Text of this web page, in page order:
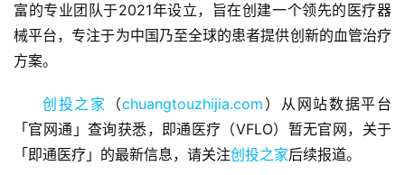
商
业
观
初
创
富的专业团队于2021年设立，旨在创建一个领先的医疗器
械平台，专注于为中国乃至全球的患者提供创新的血管治疗
方案。
创投之家 （chuangtouzhijia.com ）从网站数据平台
「官网通」查询获悉，即通医疗（VFLO）暂无官网，关于
「即通医疗」的最新信息，请关注创投之家后续报道。